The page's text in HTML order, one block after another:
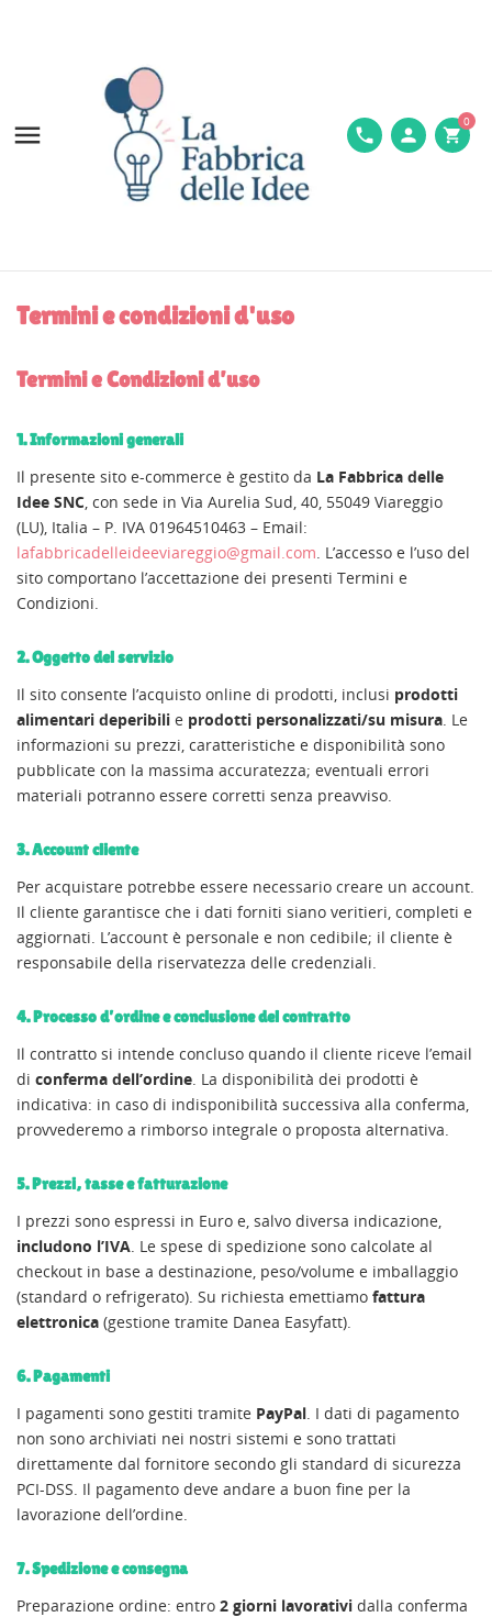
 phone person shopping_cart
0
Termini e condizioni d'uso
Termini e Condizioni d’uso
1. Informazioni generali
Il presente sito e-commerce è gestito da La Fabbrica delle
Idee SNC, con sede in Via Aurelia Sud, 40, 55049 Viareggio
(LU), Italia – P. IVA 01964510463 – Email:
lafabbricadelleideeviareggio@gmail.com. L’accesso e l’uso del
sito comportano l’accettazione dei presenti Termini e
Condizioni.
2. Oggetto del servizio
Il sito consente l’acquisto online di prodotti, inclusi prodotti
alimentari deperibili e prodotti personalizzati/su misura. Le
informazioni su prezzi, caratteristiche e disponibilità sono
pubblicate con la massima accuratezza; eventuali errori
materiali potranno essere corretti senza preavviso.
3. Account cliente
Per acquistare potrebbe essere necessario creare un account.
Il cliente garantisce che i dati forniti siano veritieri, completi e
aggiornati. L’account è personale e non cedibile; il cliente è
responsabile della riservatezza delle credenziali.
4. Processo d’ordine e conclusione del contratto
Il contratto si intende concluso quando il cliente riceve l’email
di conferma dell’ordine. La disponibilità dei prodotti è
indicativa: in caso di indisponibilità successiva alla conferma,
provvederemo a rimborso integrale o proposta alternativa.
5. Prezzi, tasse e fatturazione
I prezzi sono espressi in Euro e, salvo diversa indicazione,
includono l’IVA. Le spese di spedizione sono calcolate al
checkout in base a destinazione, peso/volume e imballaggio
(standard o refrigerato). Su richiesta emettiamo fattura
elettronica (gestione tramite Danea Easyfatt).
6. Pagamenti
I pagamenti sono gestiti tramite PayPal. I dati di pagamento
non sono archiviati nei nostri sistemi e sono trattati
direttamente dal fornitore secondo gli standard di sicurezza
PCI-DSS. Il pagamento deve andare a buon fine per la
lavorazione dell’ordine.
7. Spedizione e consegna
Preparazione ordine: entro 2 giorni lavorativi dalla conferma